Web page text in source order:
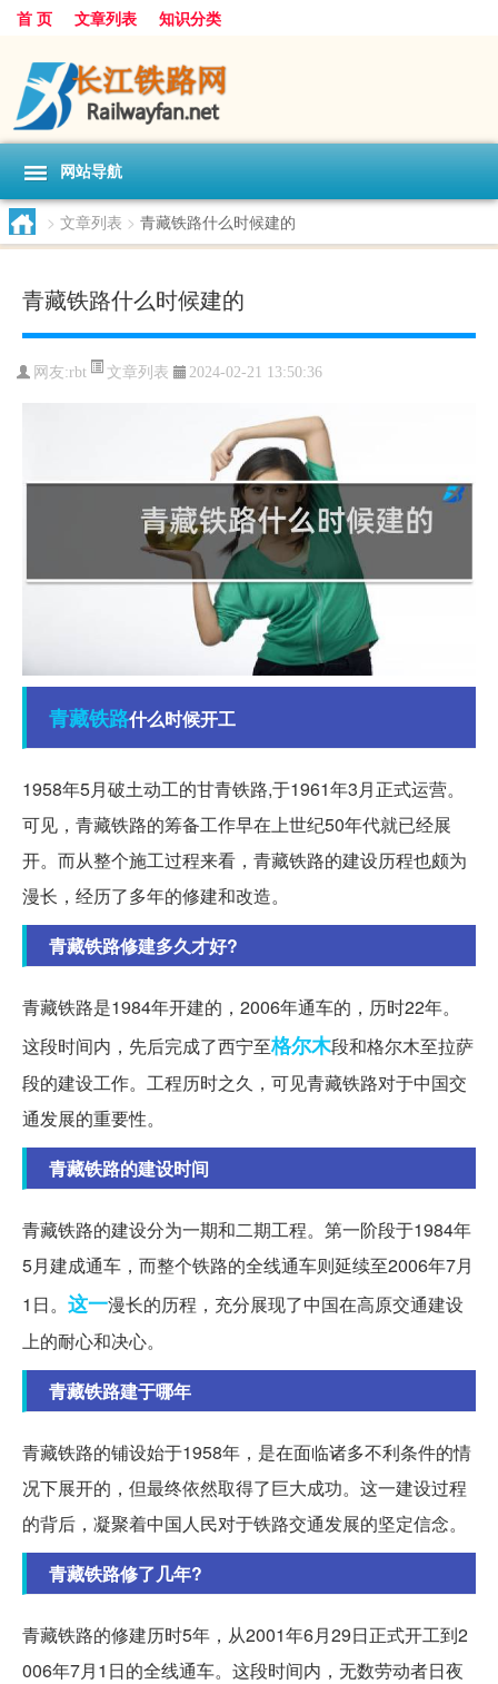
首 页 文章列表 知识分类
网站导航
> 文章列表 > 青藏铁路什么时候建的
青藏铁路什么时候建的
网友:rbt 文章列表 2024-02-21 13:50:36
青藏铁路什么时候开工
1958年5月破土动工的甘青铁路,于1961年3月正式运营。
可见，青藏铁路的筹备工作早在上世纪50年代就已经展
开。而从整个施工过程来看，青藏铁路的建设历程也颇为
漫长，经历了多年的修建和改造。
青藏铁路修建多久才好?
青藏铁路是1984年开建的，2006年通车的，历时22年。
这段时间内，先后完成了西宁至格尔木段和格尔木至拉萨
段的建设工作。工程历时之久，可见青藏铁路对于中国交
通发展的重要性。
青藏铁路的建设时间
青藏铁路的建设分为一期和二期工程。第一阶段于1984年
5月建成通车，而整个铁路的全线通车则延续至2006年7月
1日。 这一漫长的历程，充分展现了中国在高原交通建设
上的耐心和决心。
青藏铁路建于哪年
青藏铁路的铺设始于1958年，是在面临诸多不利条件的情
况下展开的，但最终依然取得了巨大成功。这一建设过程
的背后，凝聚着中国人民对于铁路交通发展的坚定信念。
青藏铁路修了几年?
青藏铁路的修建历时5年，从2001年6月29日正式开工到2
006年7月1日的全线通车。这段时间内，无数劳动者日夜